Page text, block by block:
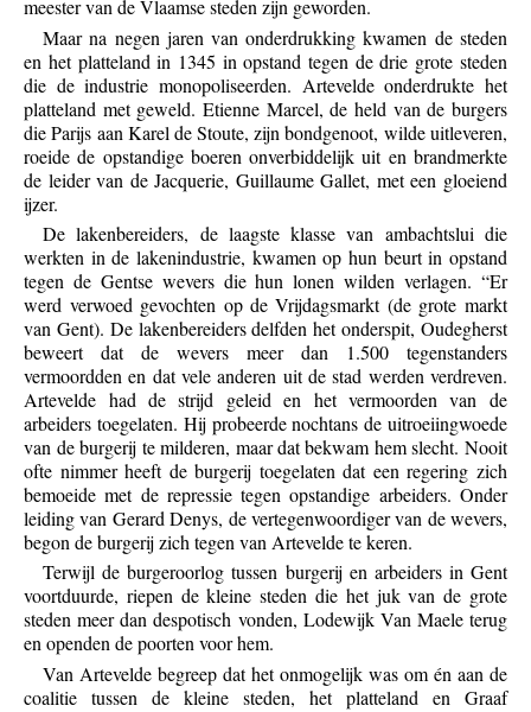
meester van de Vlaamse steden zijn geworden.
Maar na negen jaren van onderdrukking kwamen de steden
en het platteland in 1345 in opstand tegen de drie grote steden
die de industrie monopoliseerden. Artevelde onderdrukte het
platteland met geweld. Etienne Marcel, de held van de burgers
die Parijs aan Karel de Stoute, zijn bondgenoot, wilde uitleveren,
roeide de opstandige boeren onverbiddelijk uit en brandmerkte
de leider van de Jacquerie, Guillaume Gallet, met een gloeiend
ijzer.
De lakenbereiders, de laagste klasse van ambachtslui die
werkten in de lakenindustrie, kwamen op hun beurt in opstand
tegen de Gentse wevers die hun lonen wilden verlagen. “Er
werd verwoed gevochten op de Vrijdagsmarkt (de grote markt
van Gent). De lakenbereiders delfden het onderspit, Oudegherst
beweert dat de wevers meer dan 1.500 tegenstanders
vermoordden en dat vele anderen uit de stad werden verdreven.
Artevelde had de strijd geleid en het vermoorden van de
arbeiders toegelaten. Hij probeerde nochtans de uitroeiingwoede
van de burgerij te milderen, maar dat bekwam hem slecht. Nooit
ofte nimmer heeft de burgerij toegelaten dat een regering zich
bemoeide met de repressie tegen opstandige arbeiders. Onder
leiding van Gerard Denys, de vertegenwoordiger van de wevers,
begon de burgerij zich tegen van Artevelde te keren.
Terwijl de burgeroorlog tussen burgerij en arbeiders in Gent
voortduurde, riepen de kleine steden die het juk van de grote
steden meer dan despotisch vonden, Lodewijk Van Maele terug
en openden de poorten voor hem.
Van Artevelde begreep dat het onmogelijk was om én aan de
coalitie tussen de kleine steden, het platteland en Graaf